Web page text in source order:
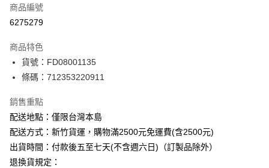
Apple Pay
悠遊付
ATM付款
運送方式
下單前請先詢問庫存
每筆NT$130，滿NT$2,500(含以上)免運費
商品編號
6275279
商品特色
貨號：FD08001135
條碼：712353220911
銷售重點
配送地點：僅限台灣本島
配送方式：新竹貨運，購物滿2500元免運費(含2500元)
出貨時間：付款後五至七天(不含週六日)（訂製品除外）
退換貨規定：